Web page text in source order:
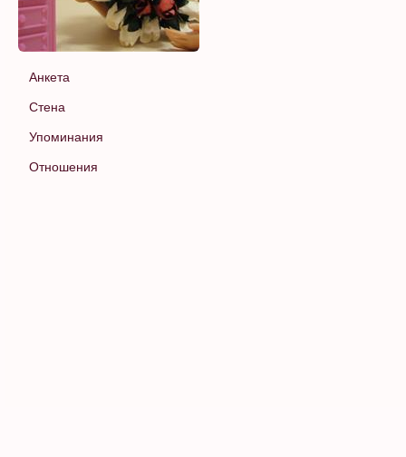
Анкета
Стена
Упоминания
Отношения